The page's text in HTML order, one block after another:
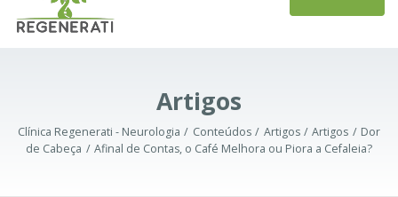
Artigos
Clínica Regenerati - Neurologia Conteúdos Artigos Artigos
Dor
de Cabeça
Afinal de Contas, o Café Melhora ou Piora a Cefaleia?